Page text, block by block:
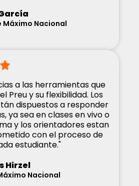
Máximo Nacional
a las herramientas que
Preu y su flexibilidad. Los
dispuestos a responder
ya sea en clases en vivo o
y los orientadores estan
con el proceso de
estudiante."
Hirzel
Nacional